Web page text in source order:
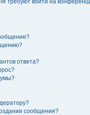
ответа?
сообщения?